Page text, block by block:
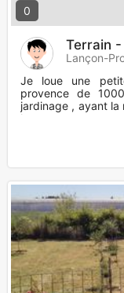
0
Terrain -
Lançon-
Je loue une
provence de
jardinage , ayant la
legumes, potag